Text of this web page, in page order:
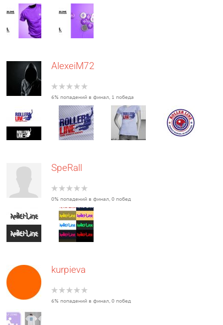
AlexeiM72
6% попадений в финал, 1 победа
SpeRall
0% попадений в финал, 0 побед
kurpieva
6% попадений в финал, 0 побед